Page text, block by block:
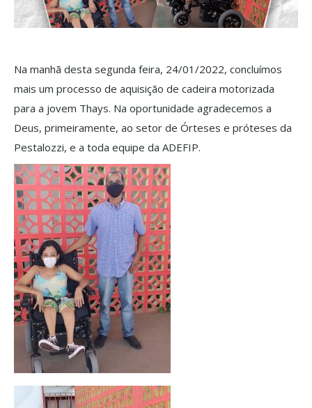
Na manhã desta segunda feira, 24/01/2022, concluímos
mais um processo de aquisição de cadeira motorizada
para a jovem Thays. Na oportunidade agradecemos a
Deus, primeiramente, ao setor de Órteses e próteses da
Pestalozzi, e a toda equipe da ADEFIP.